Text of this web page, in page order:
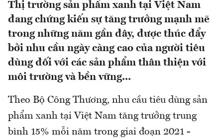
Thị trường sản phẩm xanh tại Việt Nam
đang chứng kiến sự tăng trưởng mạnh mẽ
trong những năm gần đây, được thúc đẩy
bởi nhu cầu ngày càng cao của người tiêu
dùng đối với các sản phẩm thân thiện với
môi trường và bền vững...
Theo Bộ Công Thương, nhu cầu tiêu dùng sản
phẩm xanh tại Việt Nam tăng trưởng trung
bình 15% mỗi năm trong giai đoạn 2021 -